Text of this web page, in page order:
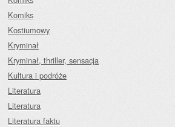
Komiks
Kostiumowy
Kryminał
Kryminał, thriller, sensacja
Kultura i podróże
Literatura
Literatura
Literatura faktu